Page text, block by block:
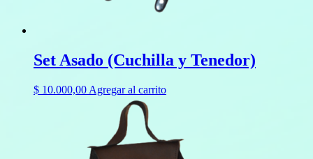
Set Asado (Cuchilla y Tenedor)
$ 10.000,00 Agregar al carrito